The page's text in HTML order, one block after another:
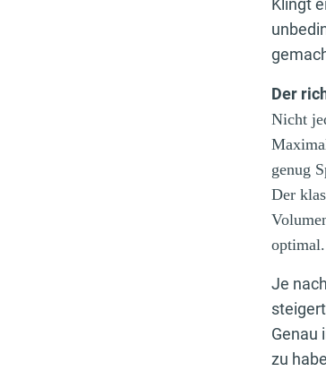
Klingt
Der
Nicht
genug
Der
optimal.
Je
Genau
zu